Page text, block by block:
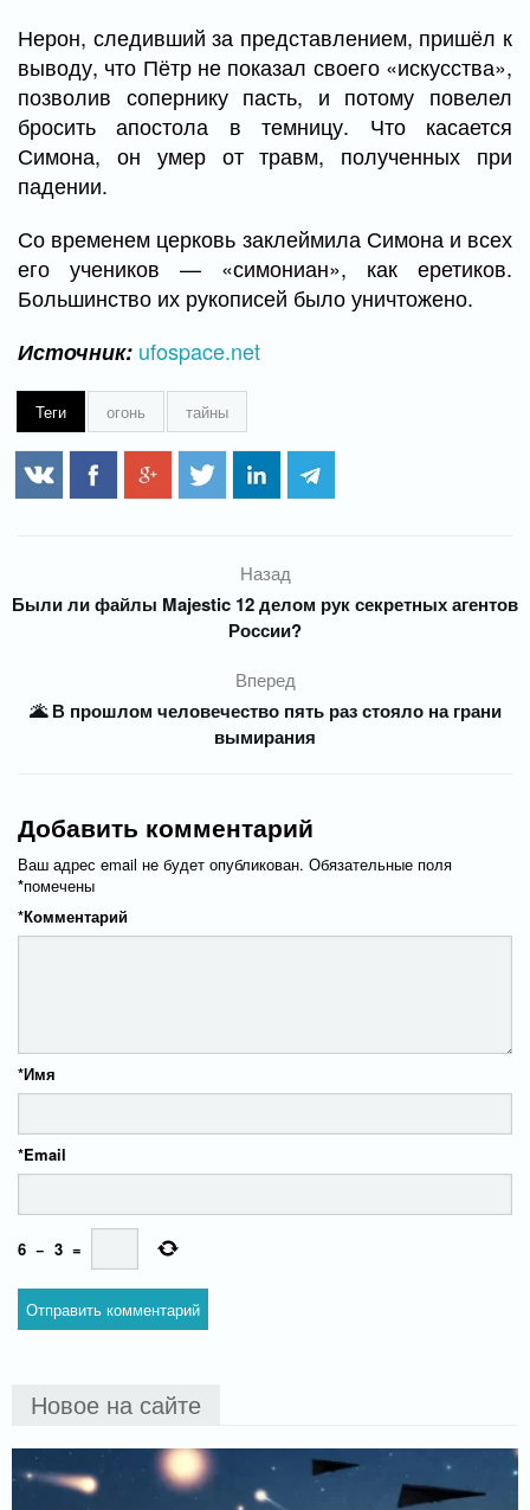
Нерон, следивший за представлением, пришёл к
выводу, что Пётр не показал своего «искусства»,
позволив сопернику пасть, и потому повелел
бросить апостола в темницу. Что касается
Симона, он умер от травм, полученных при
падении.
Со временем церковь заклеймила Симона и всех
его учеников — «симониан», как еретиков.
Большинство их рукописей было уничтожено.
Источник: ufospace.net
Теги огонь тайны
Назад
Были ли файлы Majestic 12 делом рук секретных агентов
России?
Вперед
🌋 В прошлом человечество пять раз стояло на грани
вымирания
Добавить комментарий
Ваш адрес email не будет опубликован. Обязательные поля
помечены
*
Комментарий
*
Имя
*
Email
*
6 − 3 =
Новое на сайте